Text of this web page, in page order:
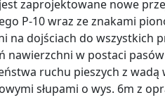
zaprojektowane nowe
P-10 wraz ze znakami
na dojściach do wszystkich
nawierzchni w postaci
ruchu pieszych z
słupami o wys. 6m z